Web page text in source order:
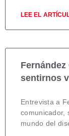
LEE EL
Fernández
sentirnos
Entrevista a
comunicador,
mundo del